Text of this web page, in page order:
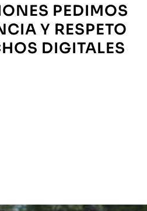
PEDIMOS
Y RESPETO
DIGITALES